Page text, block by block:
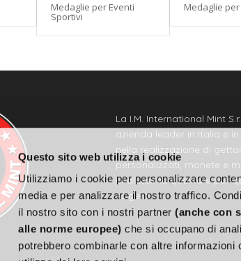
Questo sito web utilizza i cookie
Utilizziamo i cookie per personalizzare
media e per analizzare il nostro traffico.
il nostro sito con i nostri partner(anche con
alle norme europee) che si occupano di
potrebbero combinarle con altre
Medaglie per Eventi
Sportivi
Medaglie per
La I.M. International Mint
azienda leader in Italia e
nella realizzazione di
personalizzati, monete e
di altissima qualità e per
esigenza.